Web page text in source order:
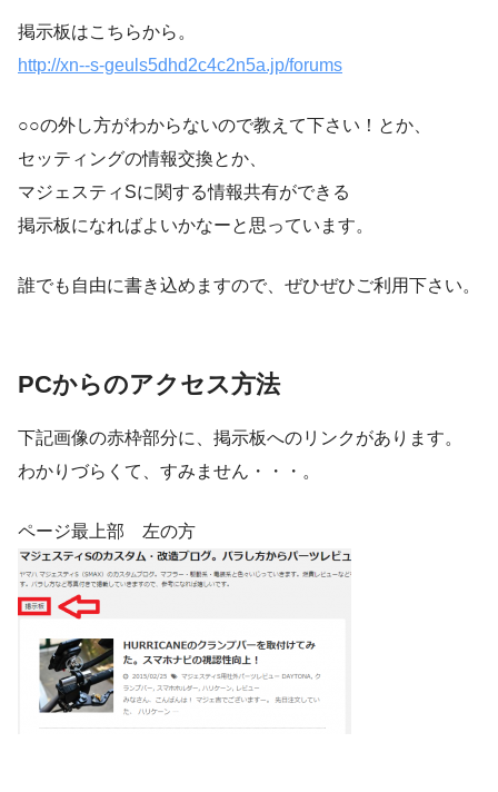
掲示板はこちらから。
http://xn--s-geuls5dhd2c4c2n5a.jp/forums
○○の外し方がわからないので教えて下さい！とか、
セッティングの情報交換とか、
マジェスティSに関する情報共有ができる
掲示板になればよいかなーと思っています。
誰でも自由に書き込めますので、ぜひぜひご利用下さい。
PCからのアクセス方法
下記画像の赤枠部分に、掲示板へのリンクがあります。
わかりづらくて、すみません・・・。
ページ最上部 左の方